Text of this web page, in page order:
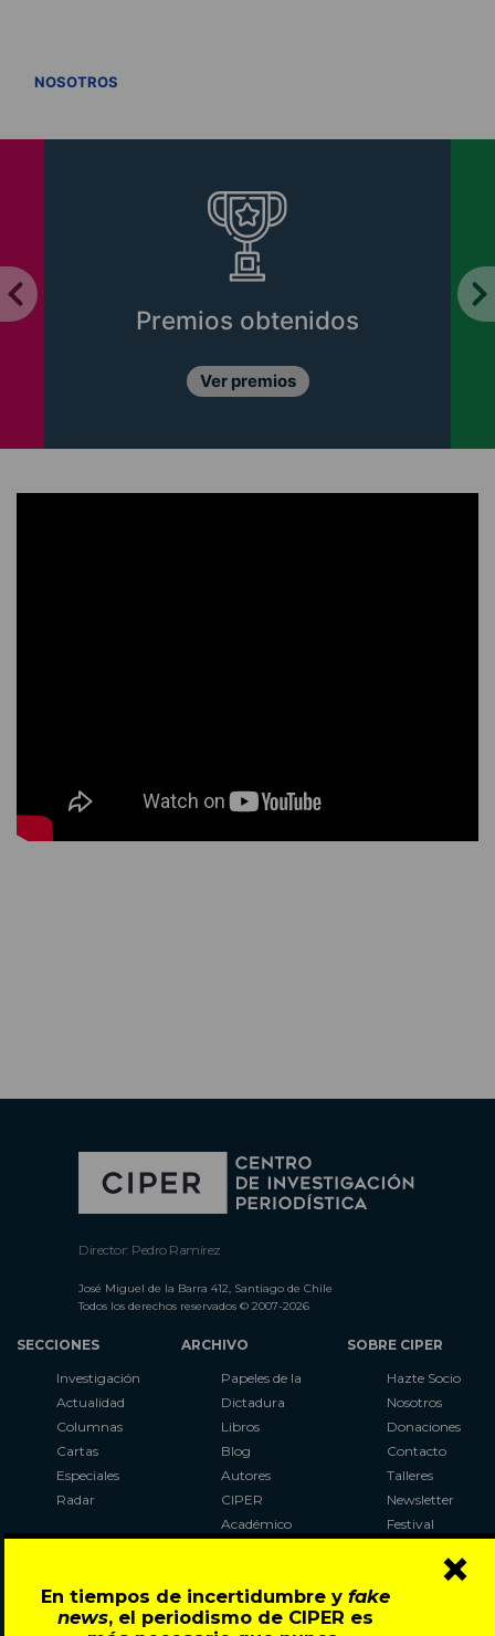
En tiempos de incertidumbre y fake
news, el periodismo de CIPER es
×
NOSOTROS
Premios obtenidos
Ver premios
Director: Pedro Ramírez
José Miguel de la Barra 412, Santiago de Chile
Todos los derechos reservados © 2007-2026
SECCIONES
Investigación
Actualidad
Columnas
Cartas
Especiales
Radar
ARCHIVO
Papeles de la
Dictadura
Libros
Blog
Autores
CIPER
Académico
Al Plebiscito
con CIPER
SOBRE CIPER
Hazte Socio
Nosotros
Donaciones
Contacto
Talleres
Newsletter
Festival